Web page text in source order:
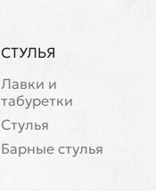
СТУЛЬЯ
Лавки и
табуретки
Стулья
Барные стулья